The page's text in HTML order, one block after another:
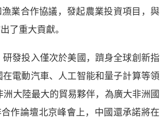
業合作協議，發起農業投資項目，與
了重大貢獻。
發投入僅次於美國，躋身全球創新指
電動汽車、人工智能和量子計算等領
大陸最大的貿易夥伴，為廣大非洲國
作論壇北京峰會上，中國還承諾將在